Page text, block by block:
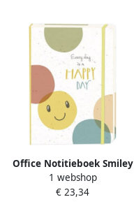
Office Notitieboek Smiley
Happy Day A5 lijn 92
pagina's softcover
1 webshop
€ 23,34